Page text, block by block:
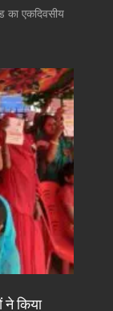
का एकदिवसीय
किया